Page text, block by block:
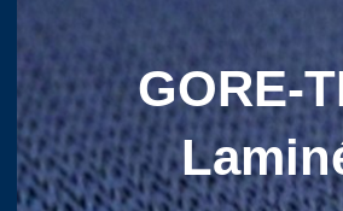
GORE-